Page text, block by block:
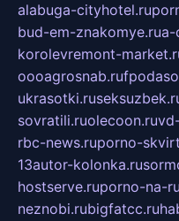
alabuga-cityhotel.ru
bud-em-znakomye.rua-
korolevremont-
oooagrosnab.ru
ukrasotki.ru
sovratili.ruolecoon.ru
rbc-news.ruporno-
13autor-kolonka.ru
hostserve.ruporno-na-
neznobi.rubigfatcc.ru